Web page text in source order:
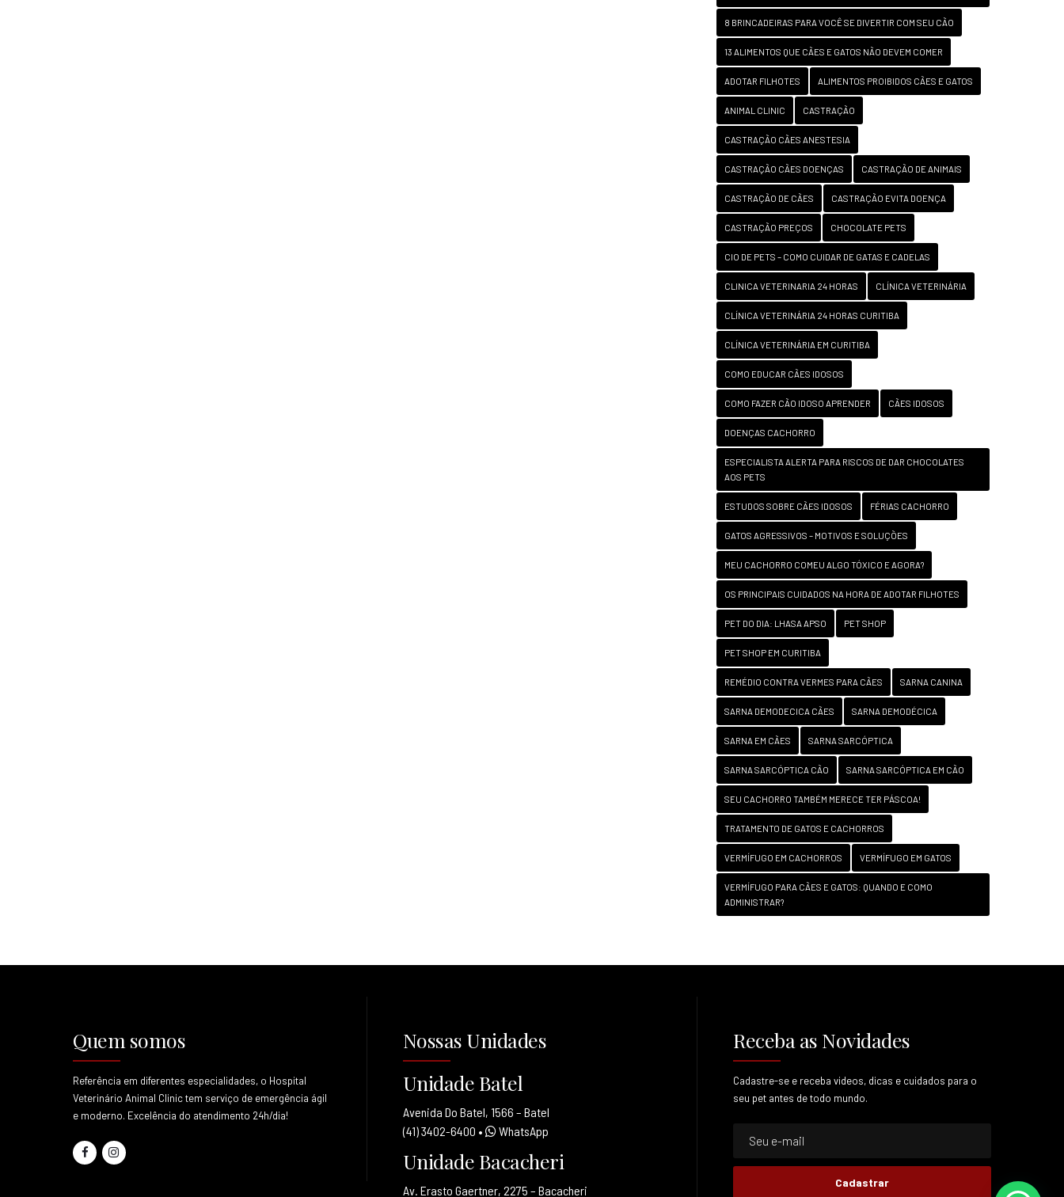
8 BRINCADEIRAS PARA VOCÊ SE DIVERTIR COM SEU CÃO
13 ALIMENTOS QUE CÃES E GATOS NÃO DEVEM COMER
ADOTAR FILHOTES ALIMENTOS PROIBIDOS CÃES E GATOS
ANIMAL CLINIC CASTRAÇÃO
CASTRAÇÃO CÃES ANESTESIA
CASTRAÇÃO CÃES DOENÇAS CASTRAÇÃO DE ANIMAIS
CASTRAÇÃO DE CÃES CASTRAÇÃO EVITA DOENÇA
CASTRAÇÃO PREÇOS CHOCOLATE PETS
CIO DE PETS – COMO CUIDAR DE GATAS E CADELAS
CLINICA VETERINARIA 24 HORAS CLÍNICA VETERINÁRIA
CLÍNICA VETERINÁRIA 24 HORAS CURITIBA
CLÍNICA VETERINÁRIA EM CURITIBA
COMO EDUCAR CÃES IDOSOS
COMO FAZER CÃO IDOSO APRENDER CÃES IDOSOS
DOENÇAS CACHORRO
ESPECIALISTA ALERTA PARA RISCOS DE DAR CHOCOLATES
AOS PETS
ESTUDOS SOBRE CÃES IDOSOS FÉRIAS CACHORRO
GATOS AGRESSIVOS – MOTIVOS E SOLUÇÕES
MEU CACHORRO COMEU ALGO TÓXICO E AGORA?
OS PRINCIPAIS CUIDADOS NA HORA DE ADOTAR FILHOTES
PET DO DIA: LHASA APSO PET SHOP
PET SHOP EM CURITIBA
REMÉDIO CONTRA VERMES PARA CÃES SARNA CANINA
SARNA DEMODECICA CÃES SARNA DEMODÉCICA
SARNA EM CÃES SARNA SARCÓPTICA
SARNA SARCÓPTICA CÃO SARNA SARCÓPTICA EM CÃO
SEU CACHORRO TAMBÉM MERECE TER PÁSCOA!
TRATAMENTO DE GATOS E CACHORROS
VERMÍFUGO EM CACHORROS VERMÍFUGO EM GATOS
VERMÍFUGO PARA CÃES E GATOS: QUANDO E COMO
ADMINISTRAR?
Quem somos
Referência em diferentes especialidades, o Hospital
Veterinário Animal Clinic tem serviço de emergência ágil
e moderno. Excelência do atendimento 24h/dia!
Nossas Unidades
Unidade Batel
Avenida Do Batel, 1566 – Batel
(41) 3402-6400 • WhatsApp
Unidade Bacacheri
Av. Erasto Gaertner, 2275 – Bacacheri
Receba as Novidades
Cadastre-se e receba videos, dicas e cuidados para o
seu pet antes de todo mundo.